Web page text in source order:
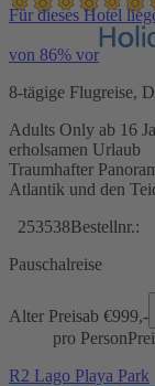
Für dieses Hotel
von 86% vor
8-tägige Flugreise,
Adults Only ab 16
erholsamen Urlaub
Traumhafter
Atlantik und den
253538Bestellnr.:
Pauschalreise
Alter Preisab €999,-
pro Person
R2 Lago Playa Park